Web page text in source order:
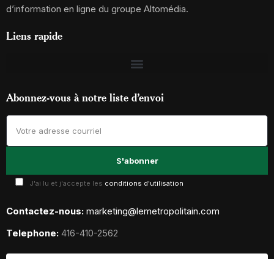
d’information en ligne du groupe Altomédia.
Liens rapide
Abonnez-vous à notre liste d’envoi
J'ai lu et j'accepte les conditions d'utilisation
Contactez-nous: marketing@lemetropolitain.com
Telephone: 416-410-2562